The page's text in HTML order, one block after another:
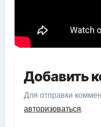
Добавить
Для отправки
авторизоваться.